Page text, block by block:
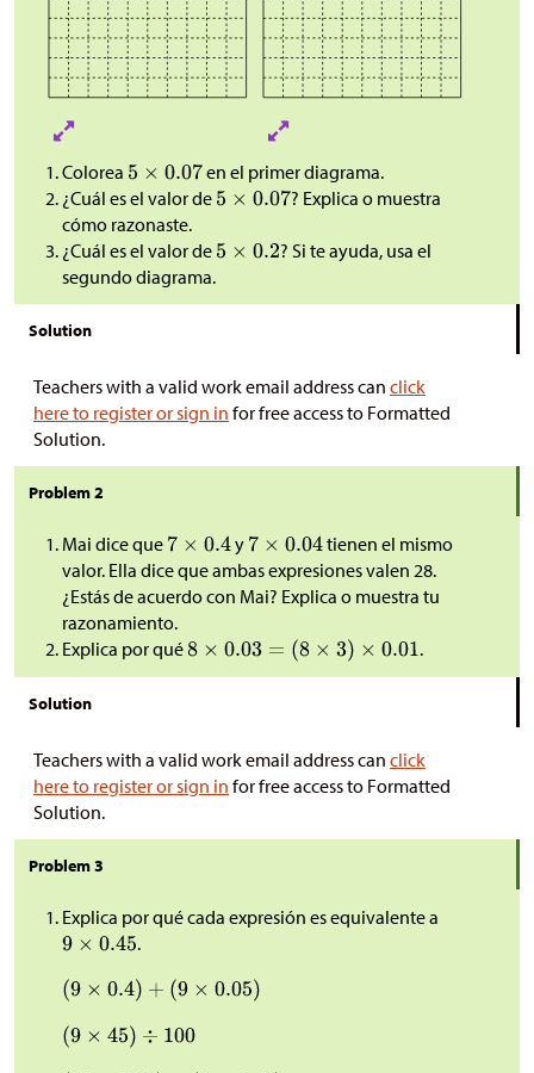
Colorea
en el primer diagrama.
¿Cuál es el valor de
? Explica o muestra
cómo razonaste.
¿Cuál es el valor de
? Si te ayuda, usa el
segundo diagrama.
Solution
Teachers with a valid work email address can click
here to register or sign in for free access to Formatted
Solution.
Problem 2
Mai dice que y
tienen el mismo
valor. Ella dice que ambas expresiones valen 28.
¿Estás de acuerdo con Mai? Explica o muestra tu
razonamiento.
Explica por qué
.
Solution
Teachers with a valid work email address can click
here to register or sign in for free access to Formatted
Solution.
Problem 3
Explica por qué cada expresión es equivalente a
.